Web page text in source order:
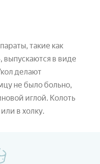
такие как
в виде
делают
не было больно,
иглой. Колоть
в холку.